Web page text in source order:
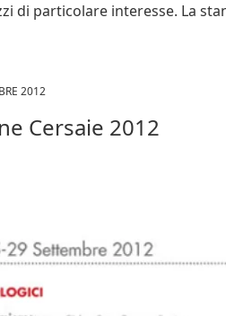
di particolare interesse. La
2012
Cersaie 2012